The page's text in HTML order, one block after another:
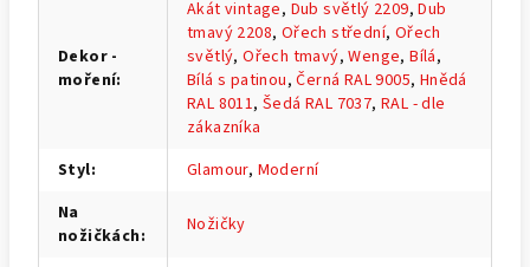
Dekor -
moření:
Akát vintage, Dub světlý 2209,Dub
tmavý 2208, Ořech střední, Ořech
světlý,Ořech tmavý,Wenge,Bílá,
Bílá s patinou,Černá RAL 9005, Hnědá
RAL 8011,Šedá RAL 7037,RAL - dle
zákazníka
Styl: Glamour, Moderní
Na
nožičkách: Nožičky